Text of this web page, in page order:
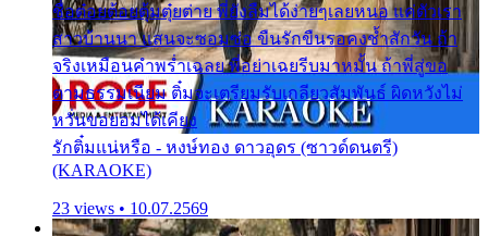
ชื่อต๋อยต้อยตุ้มตุ๋ยต่าย พี่ยังลืมได้ง่ายๆเลยหนอ แค่ตัวเรา
สาวบ้านนา แสนจะซอมซ่อ ขืนรักขืนรอคงช้ำสักวัน ถ้า
จริงเหมือนคำพร่ำเฉลย พี่อย่าเฉยรีบมาหมั้น ถ้าพี่สู่ขอ
ตามธรรมเนียม ติ๋มจะเตรียมรับเกลียวสัมพันธ์ ผิดหวังไม่
หวั่นขอยอมได้เคียง
รักติ๋มแน่หรือ - หงษ์ทอง ดาวอุดร (ซาวด์ดนตรี)
(KARAOKE)
23 views • 10.07.2569